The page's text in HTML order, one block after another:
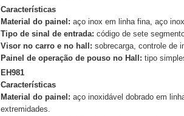
Características
Material do painel: aço inox em linha fina, aço
Tipo de sinal de entrada: código de sete
Visor no carro e no hall: sobrecarga, controle de
Painel de operação de pouso no Hall: tipo
EH981
Características
Material do painel: aço inoxidável dobrado em
extremidades.